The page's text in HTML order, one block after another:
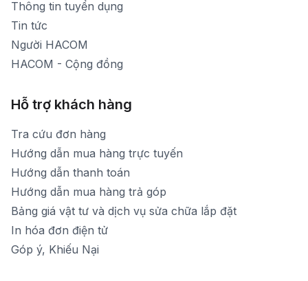
Thông tin tuyển dụng
Tin tức
Người HACOM
HACOM - Cộng đồng
Hỗ trợ khách hàng
Tra cứu đơn hàng
Hướng dẫn mua hàng trực tuyến
Hướng dẫn thanh toán
Hướng dẫn mua hàng trả góp
Bảng giá vật tư và dịch vụ sửa chữa lắp đặt
In hóa đơn điện tử
Góp ý, Khiếu Nại